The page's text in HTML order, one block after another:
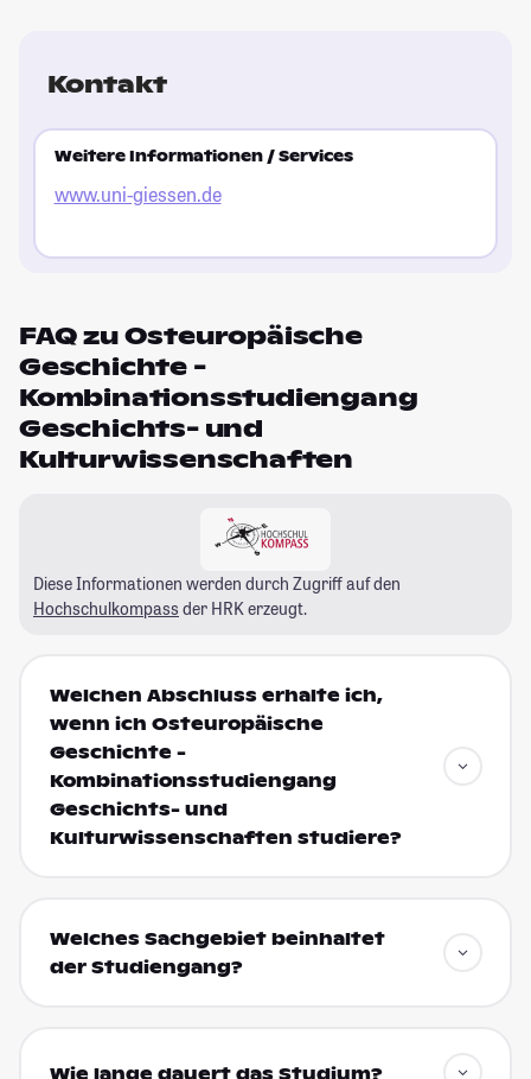
Kontakt
Weitere Informationen / Services
www.uni-giessen.de
FAQ zu Osteuropäische
Geschichte -
Kombinationsstudiengang
Geschichts- und
Kulturwissenschaften
Diese Informationen werden durch Zugriff auf den
Hochschulkompass der HRK erzeugt.
Welchen Abschluss erhalte ich,
wenn ich Osteuropäische
Geschichte -
Kombinationsstudiengang
Geschichts- und
Kulturwissenschaften studiere?
Welches Sachgebiet beinhaltet
der Studiengang?
Wie lange dauert das Studium?